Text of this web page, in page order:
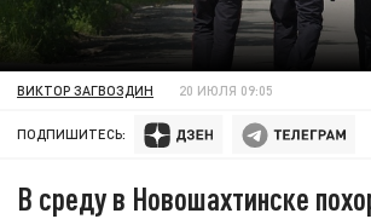
ВИКТОР ЗАГВОЗДИН 20 ИЮЛЯ 09:05
ПОДПИШИТЕСЬ:
В среду в Новошахтинске